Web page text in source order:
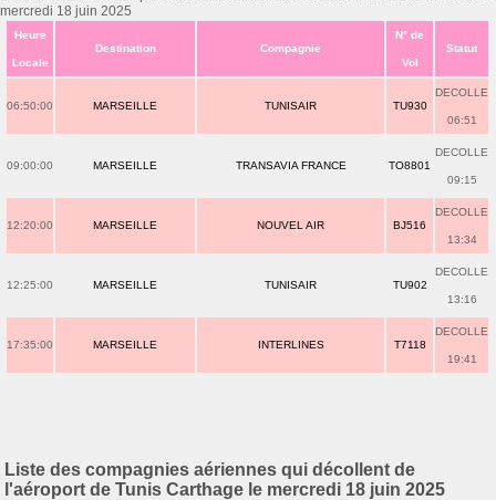
mercredi 18 juin 2025
Heure
Locale
Destination Compagnie
N° de
Vol
Statut
06:50:00 MARSEILLE TUNISAIR TU930
DECOLLE
06:51
09:00:00 MARSEILLE TRANSAVIA FRANCE TO8801
DECOLLE
09:15
12:20:00 MARSEILLE NOUVEL AIR BJ516
DECOLLE
13:34
12:25:00 MARSEILLE TUNISAIR TU902
DECOLLE
13:16
17:35:00 MARSEILLE INTERLINES T7118
DECOLLE
19:41
Liste des compagnies aériennes qui décollent de
l'aéroport de Tunis Carthage le mercredi 18 juin 2025